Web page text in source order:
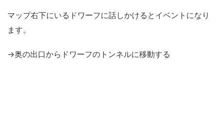
マップ右下にいるドワーフに話しかけるとイベントになり
ます。
→奥の出口からドワーフのトンネルに移動する